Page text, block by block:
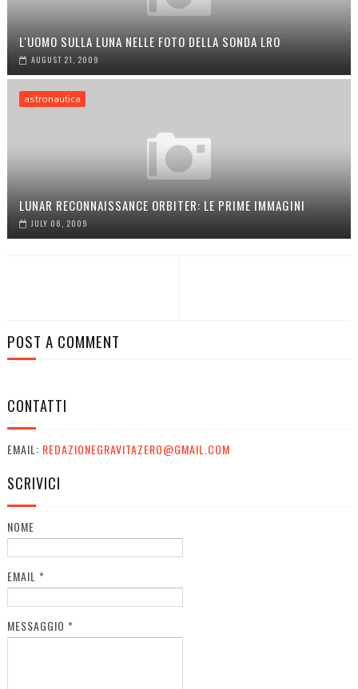
L'UOMO SULLA LUNA NELLE FOTO DELLA SONDA LRO
AUGUST 21, 2009
astronautica
LUNAR RECONNAISSANCE ORBITER: LE PRIME IMMAGINI
JULY 08, 2009
POST A COMMENT
CONTATTI
EMAIL: REDAZIONEGRAVITAZERO@GMAIL.COM
SCRIVICI
NOME
EMAIL *
MESSAGGIO *